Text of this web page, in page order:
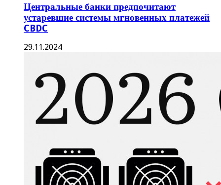
Центральные банки предпочитают
устаревшие системы мгновенных платежей
CBDC
29.11.2024